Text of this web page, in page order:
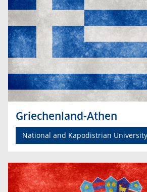
Griechenland-Athen
National and Kapodistrian